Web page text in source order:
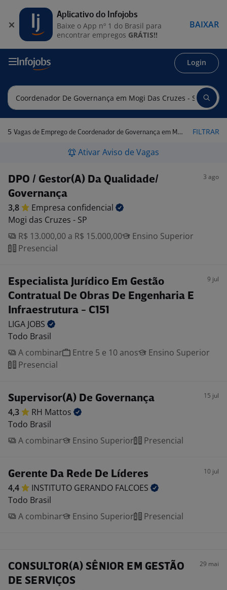
Login
5 Vagas de Emprego de Coordenador de Governança em Mogi das Cruzes - SP FILTRAR
Ativar Aviso de Vagas
DPO / Gestor(A) Da Qualidade/
Governança
3 ago
3,8 Empresa confidencial
Mogi das Cruzes - SP
R$ 13.000,00 a R$ 15.000,00
Ensino Superior
Presencial
Especialista Jurídico Em Gestão
Contratual De Obras De Engenharia E
Infraestrutura - C151
9 jul
LIGA JOBS
Todo Brasil
A combinar
Entre 5 e 10 anos
Ensino Superior
Presencial
Supervisor(A) De Governança 15 jul
4,3 RH Mattos
Todo Brasil
A combinar
Ensino Superior Presencial
Gerente Da Rede De Líderes 10 jul
4,4 INSTITUTO GERANDO FALCOES
Todo Brasil
A combinar
Ensino Superior Presencial
CONSULTOR(A) SÊNIOR EM GESTÃO
DE SERVIÇOS
29 mai
Aplicativo do Infojobs
Baixe o App nº 1 do Brasil para
encontrar empregos GRÁTIS!!
BAIXAR